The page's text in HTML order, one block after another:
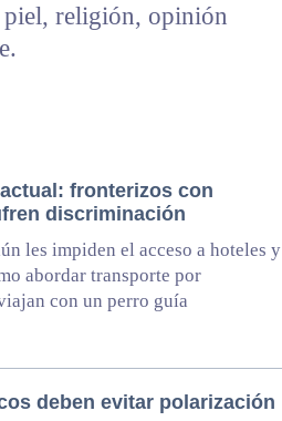
religión, opinión
fronterizos con
discriminación
les impiden el acceso a hoteles y
abordar transporte por
con un perro guía
deben evitar polarización